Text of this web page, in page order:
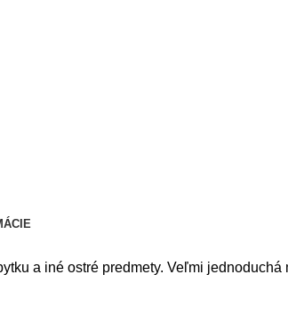
a iné ostré predmety. Veľmi